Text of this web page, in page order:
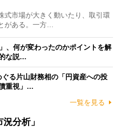
市場が大きく動いたり、取引環
がある。一方…
、何が変わったのかポイントを解
な説…
ぐる片山財務相の「円資産への投
重視」…
一覧を見る
分析」